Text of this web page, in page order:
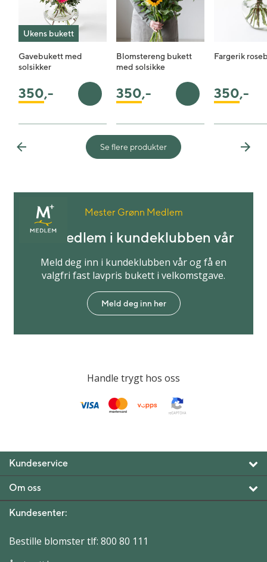
Ukens bukett
Gavebukett med
solsikker
350,- Legg i handlekurv
Blomstereng bukett
med solsikke
350,- Legg i handlekurv
Fargerik
350,-
Previous Next
Se flere produkter
Mester Grønn Medlem
Bli medlem i kundeklubben vår
Meld deg inn i kundeklubben vår og få en
valgfri fast lavpris bukett i velkomstgave.
Meld deg inn her
Handle trygt hos oss
Kundeservice
Om oss
Kundesenter:
Bestille blomster tlf: 800 80 111